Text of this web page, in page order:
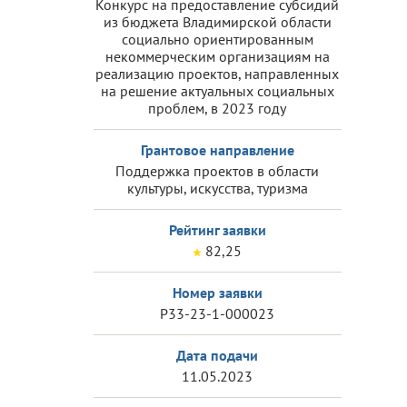
Конкурс на предоставление субсидий
из бюджета Владимирской области
социально ориентированным
некоммерческим организациям на
реализацию проектов, направленных
на решение актуальных социальных
проблем, в 2023 году
Грантовое направление
Поддержка проектов в области
культуры, искусства, туризма
Рейтинг заявки
82,25
Номер заявки
Р33-23-1-000023
Дата подачи
11.05.2023